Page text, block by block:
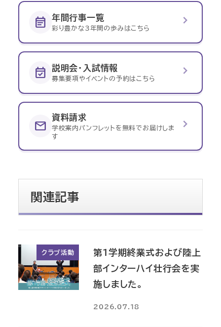
event_note 年間行事一覧
彩り豊かな3年間の歩みはこちら
chevron_right
event_available 説明会・入試情報
募集要項やイベントの予約はこちら
chevron_right
mail
資料請求
学校案内パンフレットを無料でお届けしま
す
chevron_right
関連記事
クラブ活動
第1学期終業式および陸上
部インターハイ壮行会を実
施しました。
2026.07.18